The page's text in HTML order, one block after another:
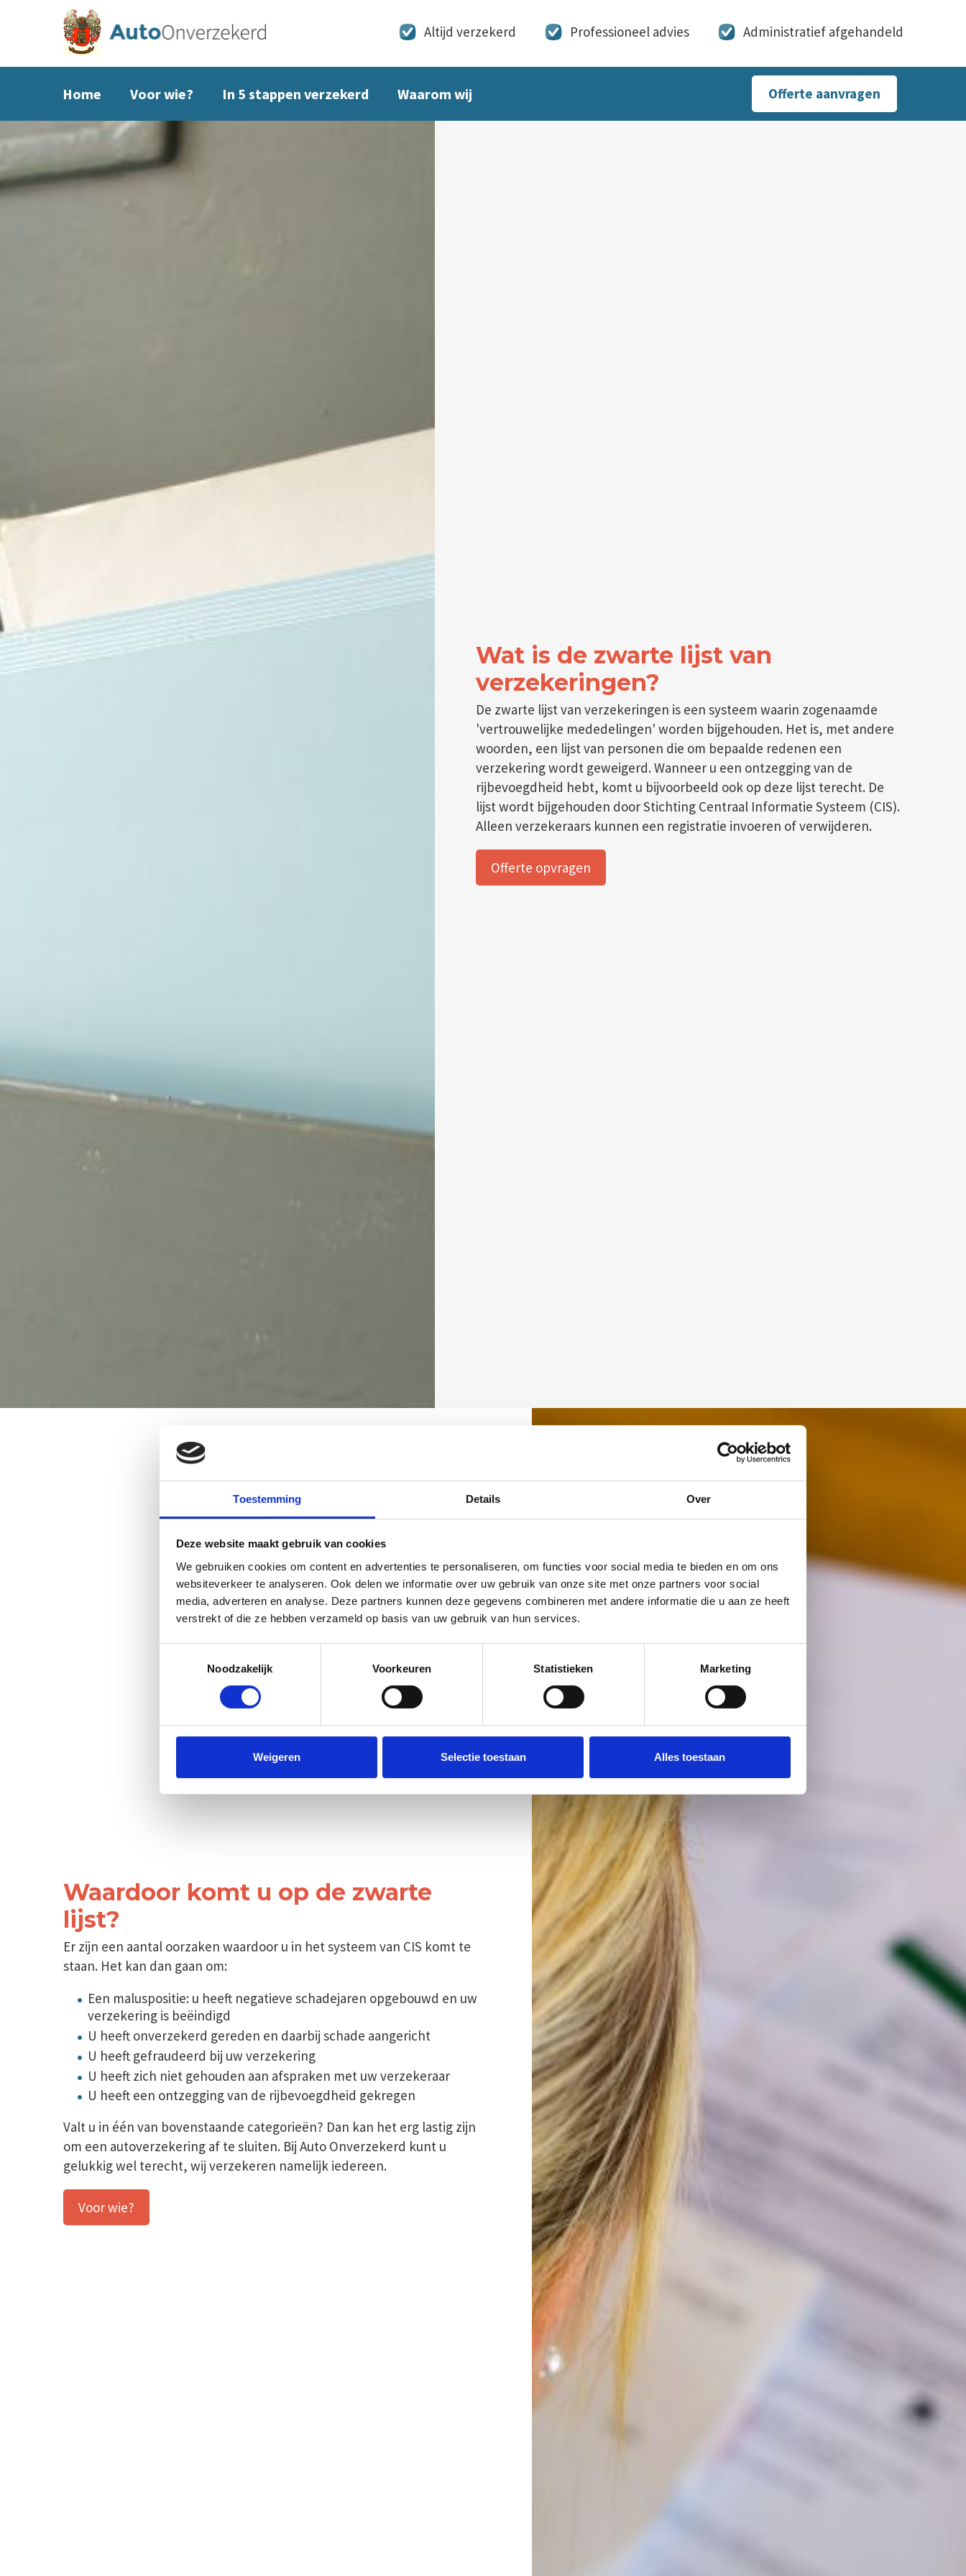
Toestemming Details Over
Deze website maakt gebruik van cookies
We gebruiken cookies om content en advertenties te personaliseren, om functies voor social media te bieden en om ons
websiteverkeer te analyseren. Ook delen we informatie over uw gebruik van onze site met onze partners voor social
media, adverteren en analyse. Deze partners kunnen deze gegevens combineren met andere informatie die u aan ze heeft
verstrekt of die ze hebben verzameld op basis van uw gebruik van hun services.
Noodzakelijk
Voorkeuren Statistieken Marketing
Weigeren Selectie toestaan Alles toestaan
Altijd verzekerd Professioneel advies Administratief afgehandeld
Home Voor wie? In 5 stappen verzekerd Waarom wij Offerte aanvragen
Wat is de zwarte lijst van
verzekeringen?
De zwarte lijst van verzekeringen is een systeem waarin zogenaamde
'vertrouwelijke mededelingen' worden bijgehouden. Het is, met andere
woorden, een lijst van personen die om bepaalde redenen een
verzekering wordt geweigerd. Wanneer u een ontzegging van de
rijbevoegdheid hebt, komt u bijvoorbeeld ook op deze lijst terecht. De
lijst wordt bijgehouden door Stichting Centraal Informatie Systeem (CIS).
Alleen verzekeraars kunnen een registratie invoeren of verwijderen.
Offerte opvragen
Waardoor komt u op de zwarte
lijst?
Er zijn een aantal oorzaken waardoor u in het systeem van CIS komt te
staan. Het kan dan gaan om:
Een maluspositie: u heeft negatieve schadejaren opgebouwd en uw
verzekering is beëindigd
U heeft onverzekerd gereden en daarbij schade aangericht
U heeft gefraudeerd bij uw verzekering
U heeft zich niet gehouden aan afspraken met uw verzekeraar
U heeft een ontzegging van de rijbevoegdheid gekregen
Valt u in één van bovenstaande categorieën? Dan kan het erg lastig zijn
om een autoverzekering af te sluiten. Bij Auto Onverzekerd kunt u
gelukkig wel terecht, wij verzekeren namelijk iedereen.
Voor wie?